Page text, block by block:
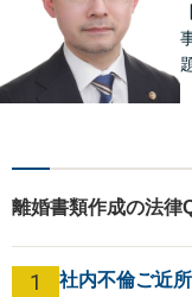
離婚書類作成の法律
1 社内不倫ご近